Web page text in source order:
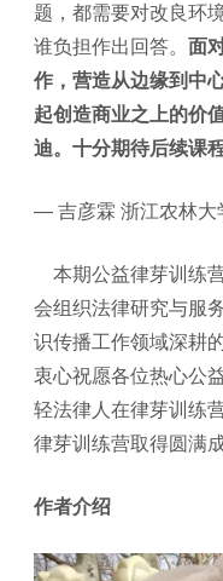
题，都需要对改良环
谁负担作出回答。 面
作，营造从边缘到中
起创造商业之上的价
迪。十分期待后续课
— 吉彦霖 浙江农林大
本期公益律芽训练
会组织法律研究与服
识传播工作领域深耕
衷心祝愿各位热心公
轻法律人在律芽训练
律芽训练营取得圆满
作者介绍